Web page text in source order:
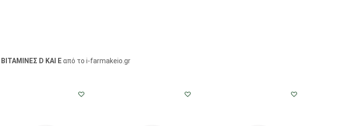
ΒΙΤΑΜΙΝΕΣ D KAI Eαπό το i-farmakeio.gr